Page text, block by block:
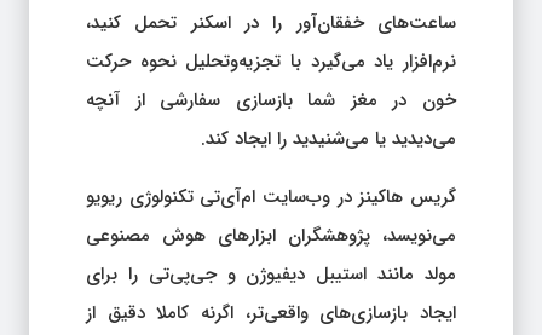
ساعت‌های خفقان‌آور را در اسکنر تحمل کنید،
نرم‌افزار یاد می‌گیرد با تجزیه‌وتحلیل نحوه حرکت
خون در مغز شما بازسازی سفارشی از آنچه
می‌دیدید یا می‌شنیدید را ایجاد کند.
گریس هاکینز در وب‌سایت ام‌آی‌تی تکنولوژی ریویو
می‌نویسد، پژوهشگران ابزارهای هوش مصنوعی
مولد مانند استیبل دیفیوژن و جی‌پی‌تی را برای
ایجاد بازسازی‌های واقعی‌تر، اگرنه کاملا دقیق از